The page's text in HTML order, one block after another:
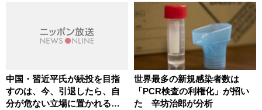
中国・習近平氏が続投を目指
すのは、今、引退したら、自
分が危ない立場に置かれるか
世界最多の新規感染者数は
「PCR検査の利権化」が招い
た 辛坊治郎が分析